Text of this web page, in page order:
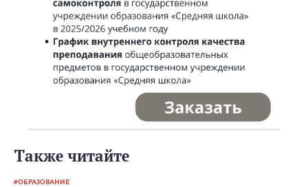
Также читайте
ОБРАЗОВАНИЕ